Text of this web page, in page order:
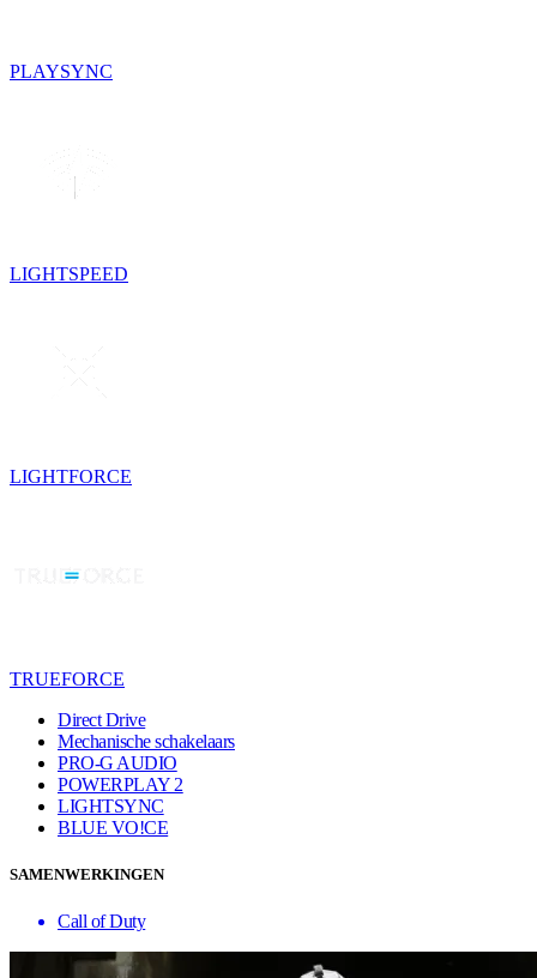
PLAYSYNC
LIGHTSPEED
LIGHTFORCE
TRUEFORCE
Direct Drive
Mechanische schakelaars
PRO-G AUDIO
POWERPLAY 2
LIGHTSYNC
BLUE VO!CE
SAMENWERKINGEN
Call of Duty